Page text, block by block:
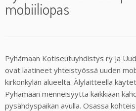
mobiiliopas
Pyhämaan Kotiseutuyhdistys ry ja
ovat laatineet yhteistyössä uuden
kirkonkylän alueelta. Älylaitteella
Pyhämaan menneisyyttä kaikkiaan
pysähdyspaikan avulla. Osassa